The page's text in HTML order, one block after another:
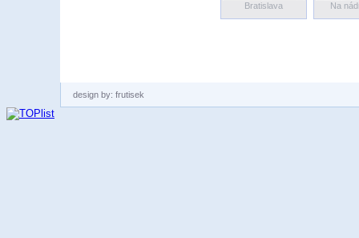
Bratislava Na
design by: frutisek